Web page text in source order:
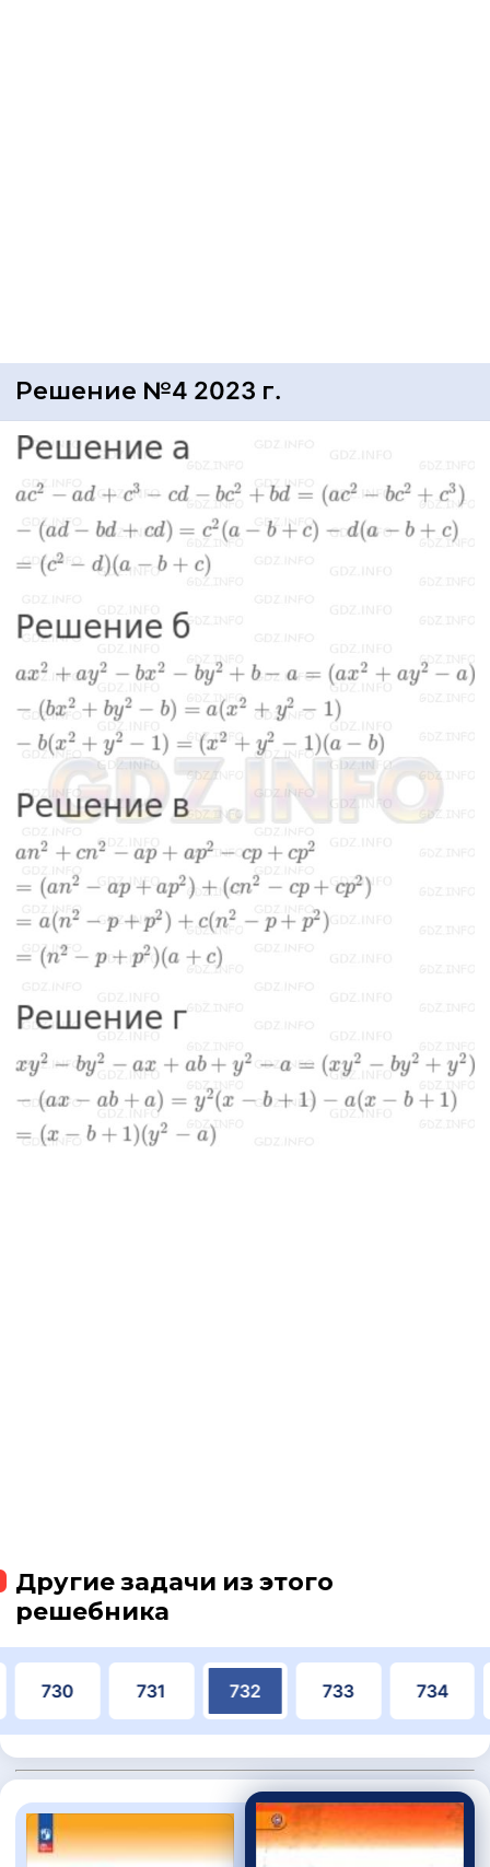
Решение №4 2023 г.
Другие задачи из этого
решебника
730 731 732 733 734